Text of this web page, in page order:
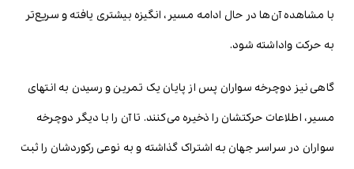
با مشاهده آن‌ها در حال ادامه مسیر، انگیزه بیشتری یافته و سریع‌تر
به حرکت واداشته شود.
گاهی نیز دوچرخه سواران پس از پایان یک تمرین و رسیدن به انتهای
مسیر، اطلاعات حرکتشان را ذخیره می‌کنند. تا آن را با دیگر دوچرخه
سواران در سراسر جهان به اشتراک گذاشته و به نوعی رکوردشان را ثبت